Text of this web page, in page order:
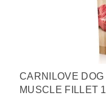
CARNILOVE
MUSCLE FILLET